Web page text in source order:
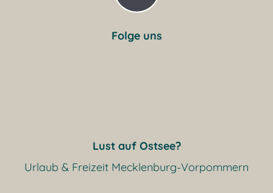
Folge uns
Lust auf Ostsee?
Urlaub & Freizeit Mecklenburg-Vorpommern